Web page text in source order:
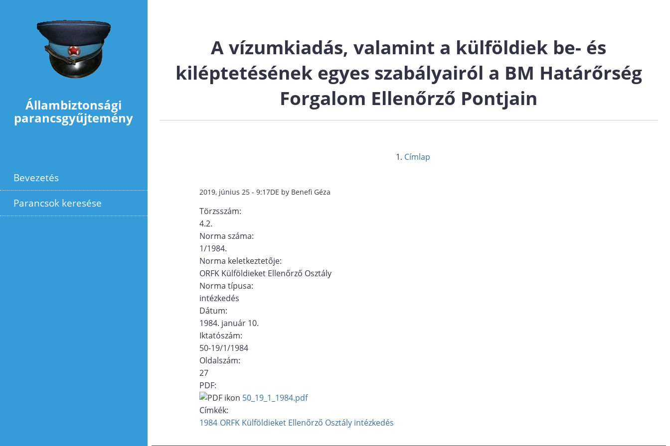
Állambiztonsági
parancsgyűjtemény
Bevezetés
Parancsok keresése
A vízumkiadás, valamint a külföldiek be- és
kiléptetésének egyes szabályairól a BM Határőrség
Forgalom Ellenőrző Pontjain
Címlap
2019, június 25 - 9:17DE by Benefi Géza
Törzsszám:
4.2.
Norma száma:
1/1984.
Norma keletkeztetője:
ORFK Külföldieket Ellenőrző Osztály
Norma típusa:
intézkedés
Dátum:
1984. január 10.
Iktatószám:
50-19/1/1984
Oldalszám:
27
PDF:
50_19_1_1984.pdf
Címkék:
1984 ORFK Külföldieket Ellenőrző Osztály intézkedés